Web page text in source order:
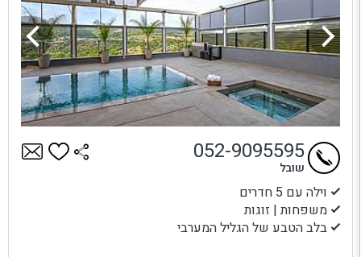
וילה עם 5 חדרים
משפחות | זוגות
בלב הטבע של הגליל המערבי
052-9095595
שובל